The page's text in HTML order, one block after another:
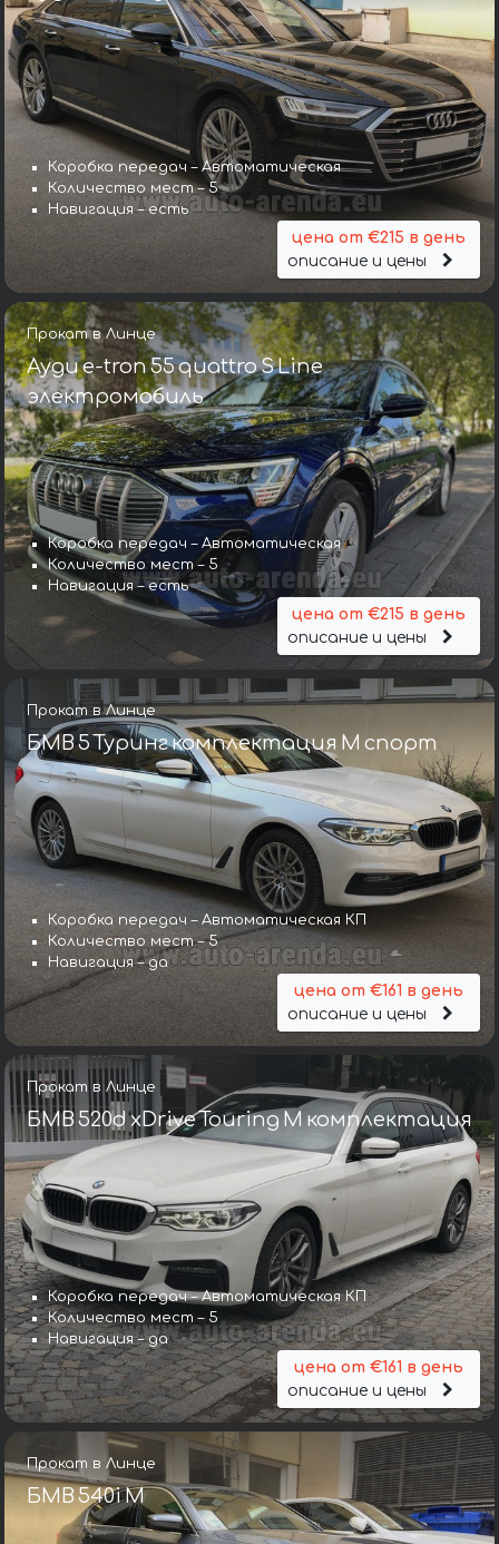
Коробка передач – Автоматическая
Количество мест – 5
Навигация – есть
цена от €215 в день
описание и цены
Прокат в Линце
Ауди e-tron 55 quattro S Line
электромобиль
Коробка передач – Автоматическая
Количество мест – 5
Навигация – есть
цена от €215 в день
описание и цены
Прокат в Линце
БМВ 5 Туринг комплектация М спорт
Коробка передач – Автоматическая КП
Количество мест – 5
Навигация – да
цена от €161 в день
описание и цены
Прокат в Линце
БМВ 520d xDrive Touring M комплектация
Коробка передач – Автоматическая КП
Количество мест – 5
Навигация – да
цена от €161 в день
описание и цены
Прокат в Линце
БМВ 540i M